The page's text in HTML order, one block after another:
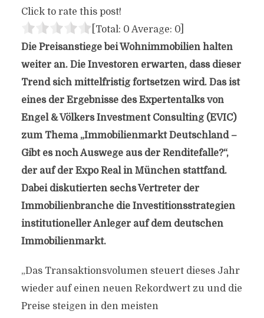
Click to rate this post!
[Total: 0 Average: 0]
Die Preisanstiege bei Wohnimmobilien halten
weiter an. Die Investoren erwarten, dass dieser
Trend sich mittelfristig fortsetzen wird. Das ist
eines der Ergebnisse des Expertentalks von
Engel & Völkers Investment Consulting (EVIC)
zum Thema „Immobilienmarkt Deutschland –
Gibt es noch Auswege aus der Renditefalle?“,
der auf der Expo Real in München stattfand.
Dabei diskutierten sechs Vertreter der
Immobilienbranche die Investitionsstrategien
institutioneller Anleger auf dem deutschen
Immobilienmarkt.
„Das Transaktionsvolumen steuert dieses Jahr
wieder auf einen neuen Rekordwert zu und die
Preise steigen in den meisten